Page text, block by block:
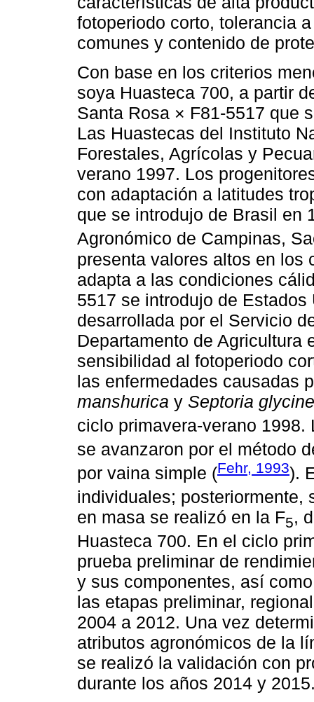
fotoperiodo corto, tolerancia
comunes y contenido de
Con base en los criterios
soya Huasteca 700, a partir
Santa Rosa × F81-5517 que
Las Huastecas del Instituto
Forestales, Agrícolas y
verano 1997. Los
con adaptación a latitudes
que se introdujo de Brasil en
Agronómico de Campinas,
presenta valores altos en los
adapta a las condiciones
5517 se introdujo de
desarrollada por el Servicio
Departamento de Agricultura
sensibilidad al fotoperiodo
las enfermedades causadas
manshurica y Septoria
ciclo primavera-verano
se avanzaron por el método
por vaina simple (Fehr, 1993).
individuales; posteriormente,
en masa se realizó en la F5,
Huasteca 700. En el ciclo
prueba preliminar de
y sus componentes, así
las etapas preliminar,
2004 a 2012. Una vez
atributos agronómicos de la
se realizó la validación con
durante los años 2014 y